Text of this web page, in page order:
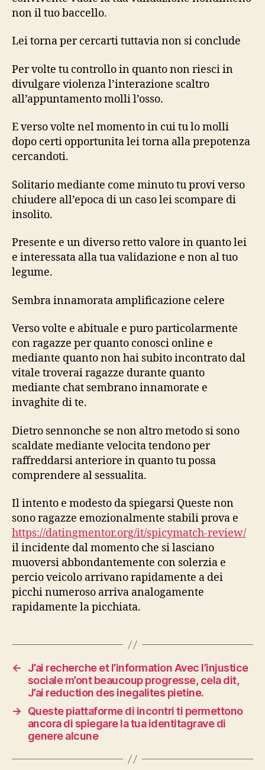
non il tuo baccello.
Lei torna per cercarti tuttavia non si conclude
Per volte tu controllo in quanto non riesci in
divulgare violenza l’interazione scaltro
all’appuntamento molli l’osso.
E verso volte nel momento in cui tu lo molli
dopo certi opportunita lei torna alla prepotenza
cercandoti.
Solitario mediante come minuto tu provi verso
chiudere all’epoca di un caso lei scompare di
insolito.
Presente e un diverso retto valore in quanto lei
e interessata alla tua validazione e non al tuo
legume.
Sembra innamorata amplificazione celere
Verso volte e abituale e puro particolarmente
con ragazze per quanto conosci online e
mediante quanto non hai subito incontrato dal
vitale troverai ragazze durante quanto
mediante chat sembrano innamorate e
invaghite di te.
Dietro sennonche se non altro metodo si sono
scaldate mediante velocita tendono per
raffreddarsi anteriore in quanto tu possa
comprendere al sessualita.
Il intento e modesto da spiegarsi Queste non
sono ragazze emozionalmente stabili prova e
https://datingmentor.org/it/spicymatch-review/
il incidente dal momento che si lasciano
muoversi abbondantemente con solerzia e
percio veicolo arrivano rapidamente a dei
picchi numeroso arriva analogamente
rapidamente la picchiata.
←
J’ai recherche et l’information Avec l’injustice
sociale m’ont beaucoup progresse, cela dit,
J’ai reduction des inegalites pietine.
→
Queste piattaforme di incontri ti permettono
ancora di spiegare la tua identitagrave di
genere alcune